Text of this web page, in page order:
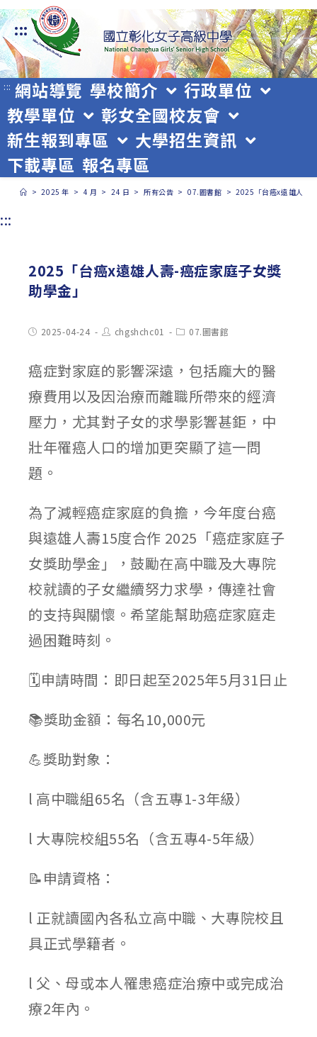
跳
轉
至
主
要
內
容
:::
::: 網站導覽 學校簡介
行政單位
教學單位
彰女全國校友會
新生報到專區
大學招生資訊
下載專區 報名專區
> 2025 年 > 4 月 > 24 日 > 所有公告 > 07.圖書館 > 2025「台癌x遠雄人壽-
:::
2025「台癌x遠雄人壽-癌症家庭子女獎
助學金」
Post2025-04-24
Post
author:
chgshchc01
Post07.圖書館
癌症對家庭的影響深遠，包括龐大的醫
療費用以及因治療而離職所帶來的經濟
壓力，尤其對子女的求學影響甚鉅，中
壯年罹癌人口的增加更突顯了這一問
題。
為了減輕癌症家庭的負擔，今年度台癌
與遠雄人壽15度合作 2025「癌症家庭子
女獎助學金」，鼓勵在高中職及大專院
校就讀的子女繼續努力求學，傳達社會
的支持與關懷。希望能幫助癌症家庭走
過困難時刻。
🗓️申請時間：即日起至2025年5月31日止
📚獎助金額：每名10,000元
💪獎助對象：
l 高中職組65名（含五專1-3年級）
l 大專院校組55名（含五專4-5年級）
📝申請資格：
l 正就讀國內各私立高中職、大專院校且
具正式學籍者。
l 父、母或本人罹患癌症治療中或完成治
療2年內。